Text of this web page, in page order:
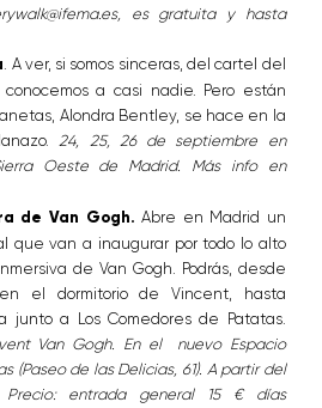
es gratuita y hasta
. A ver, si somos sinceras, del cartel del
a casi nadie. Pero están
Alondra Bentley, se hace en la
24, 25, 26 de septiembre en
Oeste de Madrid. Más info en
de Van Gogh.Abre en Madrid un
que van a inaugurar por todo lo alto
de Van Gogh. Podrás, desde
el dormitorio de Vincent, hasta
junto a Los Comedores de Patatas.
Van Gogh. En el nuevo Espacio
(Paseo de las Delicias, 61). A partir del
entrada general 15 € días